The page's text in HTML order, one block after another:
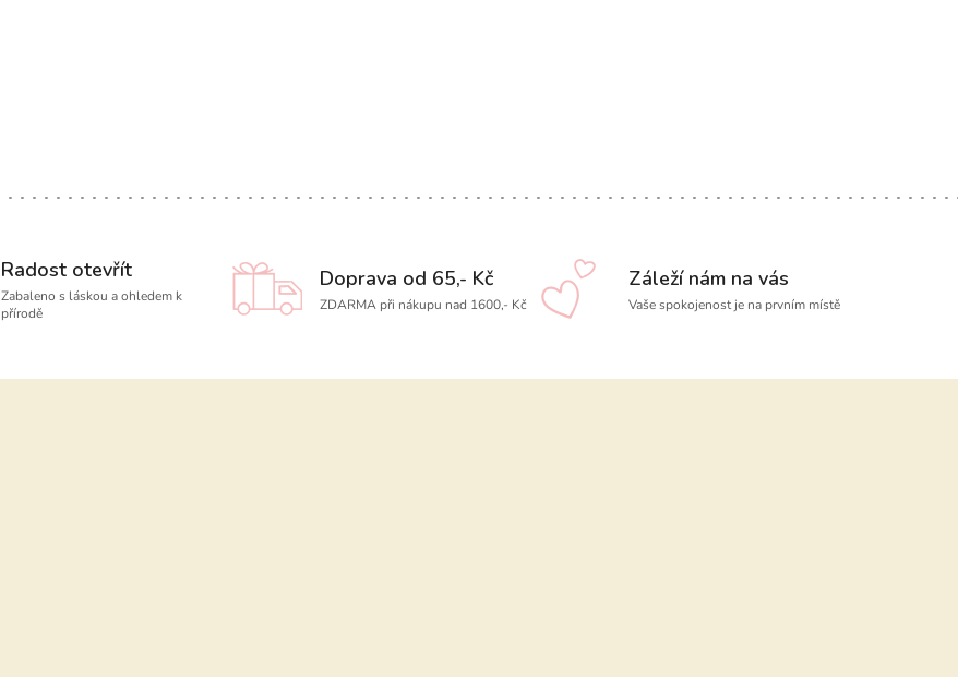
Radost otevřít
Zabaleno s láskou a ohledem k
přírodě
Doprava od 65,- Kč
ZDARMA při nákupu nad 1600,- Kč
Záleží nám na vás
Vaše spokojenost je na prvním místě